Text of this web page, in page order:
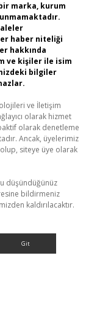
marka, kurum
haber niteliği
hakkında
ve kişiler ile isim
bilgiler
ve İletişim
olarak hizmet
olarak denetleme
Ancak, üyelerimiz
siteye üye olarak
düşündüğünüz
bildirmeniz
kaldırılacaktır.